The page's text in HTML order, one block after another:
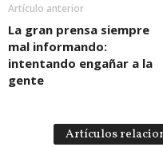
Artículo anterior
La gran prensa siempre
mal informando:
intentando engañar a la
gente
Artículos